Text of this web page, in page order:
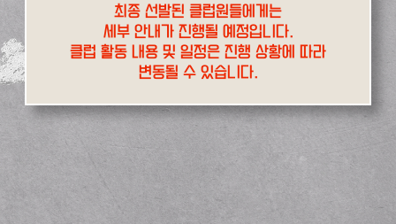
최종 선발된 클럽원들에게는
세부 안내가 진행될 예정입니다.
클럽 활동 내용 및 일정은 진행 상황에 따라
변동될 수 있습니다.